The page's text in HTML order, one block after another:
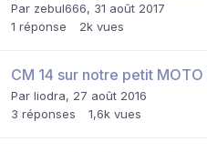
Par zebul666, 31 août 2017
1 réponse 2k vues
CM 14 sur notre petit MOTO
Par liodra, 27 août 2016
3 réponses 1,6k vues